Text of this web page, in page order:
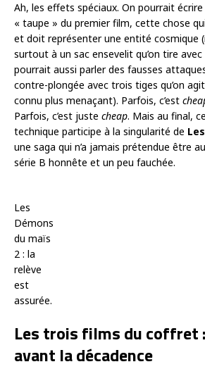
Ah, les effets spéciaux. On pourrait
« taupe » du premier film, cette chose
et doit représenter une entité cosmique
surtout à un sac ensevelit qu’on tire
pourrait aussi parler des fausses
contre-plongée avec trois tiges qu’on
connu plus menaçant). Parfois, c’est
Parfois, c’est juste cheap. Mais au final,
technique participe à la singularité de
une saga qui n’a jamais prétendue être
série B honnête et un peu fauchée.
Les
Démons
du maïs
2 : la
relève
est
assurée.
Les trois films du coffret
avant la décadence